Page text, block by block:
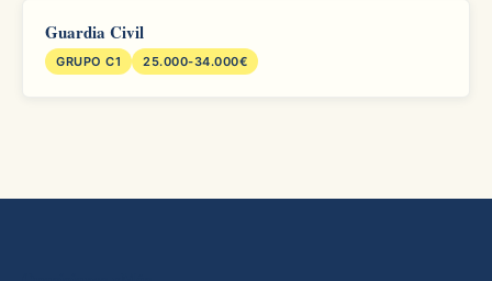
Guardia Civil
GRUPO C1 25.000-34.000€